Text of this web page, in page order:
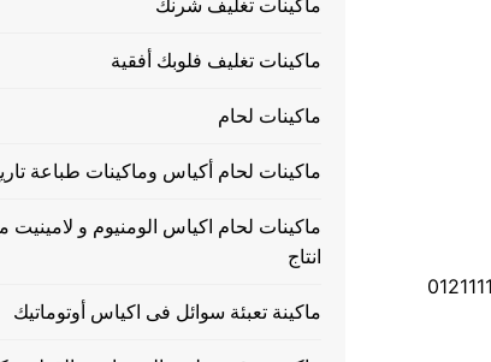
ماكينات تغليف شرنك
ماكينات تغليف فلوبك أفقية
ماكينات لحام
ماكينات لحام أكياس وماكينات طباعة
ماكينات لحام اكياس الومنيوم و لامينيت
انتاج
ماكينة تعبئة سوائل فى اكياس أوتوماتيك